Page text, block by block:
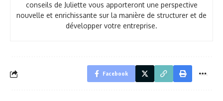
conseils de Juliette vous apporteront une perspective
nouvelle et enrichissante sur la manière de structurer et de
développer votre entreprise.
Facebook